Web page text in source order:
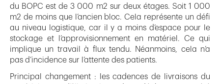
du BOPC est de 3 000 m2 sur deux étages. Soit 1 000
m2 de moins que l’ancien bloc. Cela représente un défi
au niveau logistique, car il y a moins d’espace pour le
stockage et l’approvisionnement en matériel. Ce qui
implique un travail à flux tendu. Néanmoins, cela n’a
pas d’incidence sur l’attente des patients.
Principal changement : les cadences de livraisons du